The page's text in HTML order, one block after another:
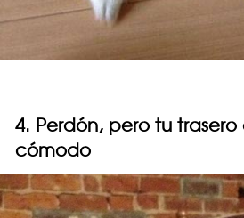
4. Perdón, pero tu
cómodo